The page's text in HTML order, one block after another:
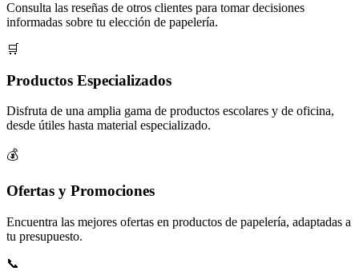
Consulta las reseñas de otros clientes para tomar decisiones
informadas sobre tu elección de papelería.
🛒
Productos Especializados
Disfruta de una amplia gama de productos escolares y de oficina,
desde útiles hasta material especializado.
💰
Ofertas y Promociones
Encuentra las mejores ofertas en productos de papelería, adaptadas a
tu presupuesto.
📞